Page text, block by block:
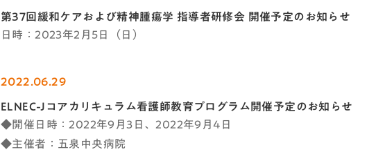
第37回緩和ケアおよび精神腫瘍学 指導者研修会 開催予定のお知らせ
日時：2023年2月5日（日）
2022.06.29
ELNEC-Jコアカリキュラム看護師教育プログラム開催予定のお知らせ
◆開催日時：2022年9月3日、2022年9月4日
◆主催者：五泉中央病院